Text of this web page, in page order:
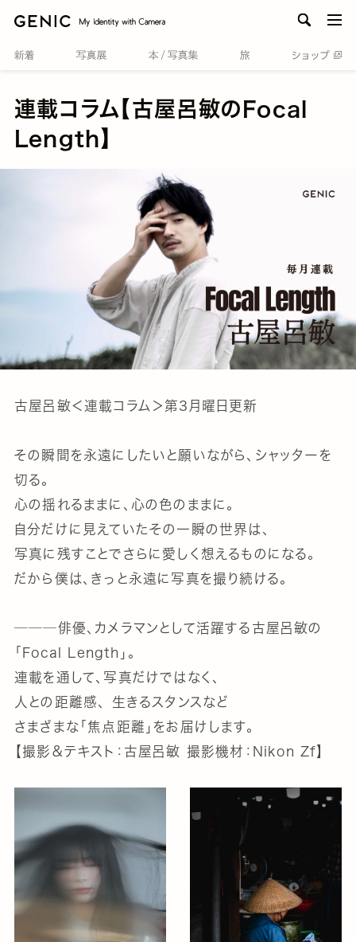
連載コラム【古屋呂敏のFocal
Length】
古屋呂敏＜連載コラム＞第3月曜日更新
その瞬間を永遠にしたいと願いながら、シャッターを
切る。
心の揺れるままに、心の色のままに。
自分だけに見えていたその一瞬の世界は、
写真に残すことでさらに愛しく想えるものになる。
だから僕は、きっと永遠に写真を撮り続ける。
───俳優、カメラマンとして活躍する古屋呂敏の
「Focal Length」。
連載を通して、写真だけではなく、
人との距離感、 生きるスタンスなど
さまざまな「焦点距離」をお届けします。
【撮影＆テキスト：古屋呂敏 撮影機材：Nikon Zf】